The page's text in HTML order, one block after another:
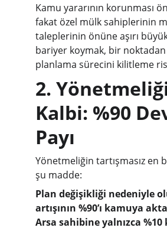
Kamu yararının korunması
fakat özel mülk sahiplerinin
taleplerinin önüne aşırı
bariyer koymak, bir
planlama sürecini kilitleme
2.
Kalbi: %90
Payı
Yönetmeliğin tartışmasız en
şu madde:
Plan değişikliği nedeniyle
artışının %90’ı kamuya
Arsa sahibine yalnızca %10